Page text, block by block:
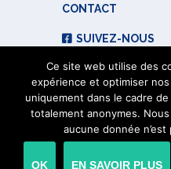
CONTACT
SUIVEZ-NOUS
© 2023 Institut de
Ce site web utilise des
expérience et optimiser
uniquement dans le cadre
totalement anonymes.
aucune donnée
OK EN SAVOIR PLUS